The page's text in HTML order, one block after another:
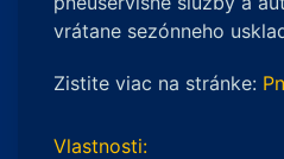
vrátane sezónneho
Zistite viac na stránke:
Vlastnosti: